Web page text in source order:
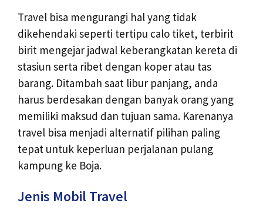
Travel bisa mengurangi hal yang tidak
dikehendaki seperti tertipu calo tiket, terbirit
birit mengejar jadwal keberangkatan kereta di
stasiun serta ribet dengan koper atau tas
barang. Ditambah saat libur panjang, anda
harus berdesakan dengan banyak orang yang
memiliki maksud dan tujuan sama. Karenanya
travel bisa menjadi alternatif pilihan paling
tepat untuk keperluan perjalanan pulang
kampung ke Boja.
Jenis Mobil Travel